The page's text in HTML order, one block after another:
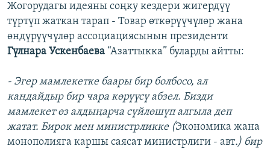
Жогорудагы идеяны соңку кездери жигердүү
түртүп жаткан тарап - Товар өткөрүүчүлөр жана
өндүрүүчүлөр ассоциациясынын президенти
Гүлнара Ускенбаева “Азаттыкка” буларды айтты:
- Эгер мамлекетке баары бир болбосо, ал
кандайдыр бир чара көрүүсү абзел. Бизди
мамлекет өз алдыңарча сүйлөшүп алгыла деп
жатат. Бирок мен министрликке (Экономика жана
монополияга каршы саясат министрлиги - авт.) бир